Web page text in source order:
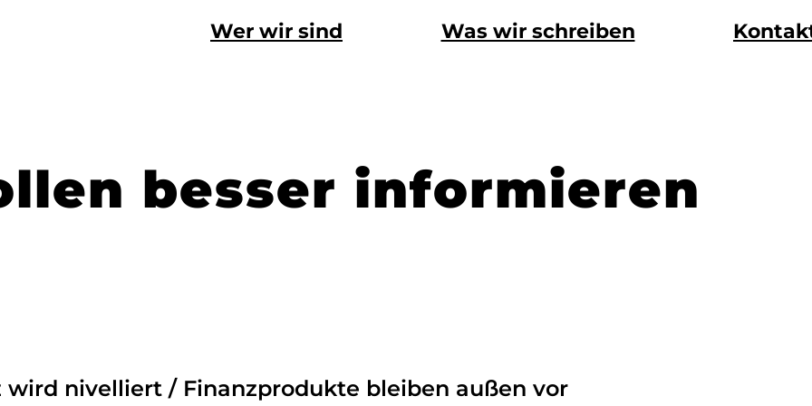
Wer wir sind Was wir schreiben
besser informieren
nivelliert / Finanzprodukte bleiben außen vor